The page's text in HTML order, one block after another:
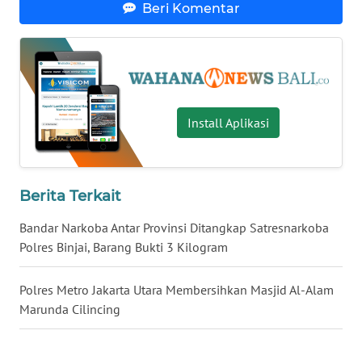
Beri Komentar
Install Aplikasi
Berita Terkait
Bandar Narkoba Antar Provinsi Ditangkap Satresnarkoba
Polres Binjai, Barang Bukti 3 Kilogram
Polres Metro Jakarta Utara Membersihkan Masjid Al-Alam
Marunda Cilincing
WN
SUMSEL
WN
BENGKULU
WN
WN
JATENG
WN
NUSANTARA